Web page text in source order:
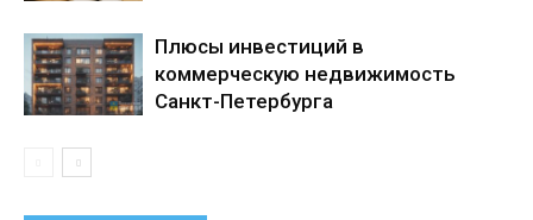
Плюсы инвестиций в
коммерческую недвижимость
Санкт-Петербурга